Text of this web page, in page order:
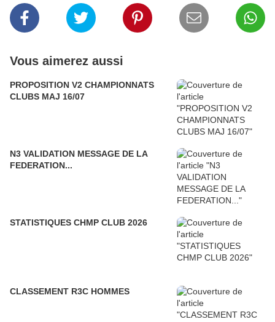
Vous aimerez aussi
PROPOSITION V2 CHAMPIONNATS
CLUBS MAJ 16/07
N3 VALIDATION MESSAGE DE LA
FEDERATION...
STATISTIQUES CHMP CLUB 2026
CLASSEMENT R3C HOMMES